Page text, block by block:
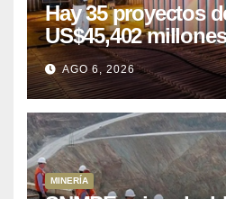
Hay 35 proyectos
US$45,402
puede aprovechar
AGO 6, 2026
MINERÍA